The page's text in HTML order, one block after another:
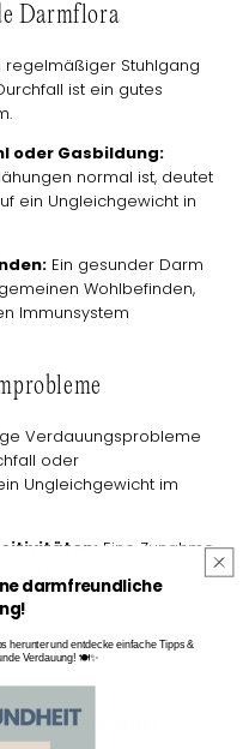
Darmflora
regelmäßiger Stuhlgang
ist ein gutes
oder Gasbildung:
normal ist, deutet
ein Ungleichgewicht in
Ein gesunder Darm
Wohlbefinden,
Immunsystem
Verdauungsprobleme
oder
Ungleichgewicht im
Eine Zunahme
Immunsystem:
kann auf eine
Energiemangel:
darmfreundliche
herunter und entdecke einfache Tipps &
Verdauung! 🍽️✨